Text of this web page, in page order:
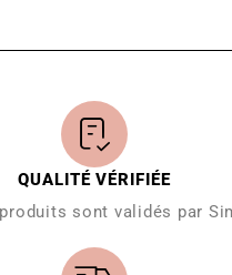
QUALITÉ VÉRIFIÉE
sont validés par